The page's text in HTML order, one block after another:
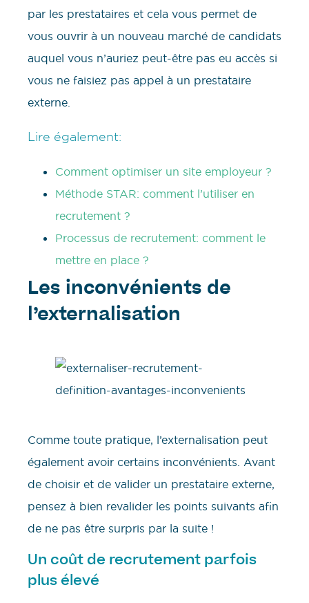
par les prestataires et cela vous permet de
vous ouvrir à un nouveau marché de candidats
auquel vous n’auriez peut-être pas eu accès si
vous ne faisiez pas appel à un prestataire
externe.
Lire également:
Comment optimiser un site employeur ?
Méthode STAR: comment l’utiliser en
recrutement ?
Processus de recrutement: comment le
mettre en place ?
Les inconvénients de
l’externalisation
Comme toute pratique, l’externalisation peut
également avoir certains inconvénients. Avant
de choisir et de valider un prestataire externe,
pensez à bien revalider les points suivants afin
de ne pas être surpris par la suite !
Un coût de recrutement parfois
plus élevé